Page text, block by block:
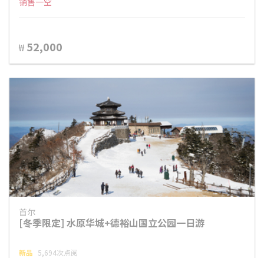
₩ 52,000
首尔
[冬季限定] 水原华城+德裕山国立公园一日游
新品 5,694次点阅